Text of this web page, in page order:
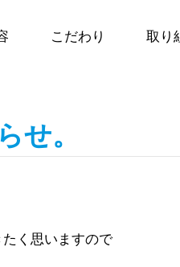
こだわり 取り
せ。
く思いますので